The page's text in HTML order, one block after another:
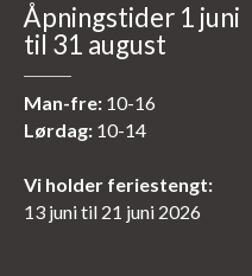
Åpningstider 1 juni
til 31 august
Man-fre: 10-16
Lørdag: 10-14
Vi holder feriestengt:
13 juni til 21 juni 2026